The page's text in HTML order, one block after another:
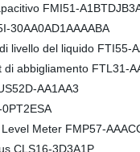
FMI51-
30AA0AD1AAAABA
livello del liquido FTI55-
abbigliamento FTL31-
AA1AA3
Meter FMP57-
CLS16-3D3A1P